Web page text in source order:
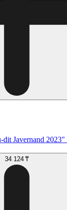
Javernand 2023"
34 124 ₸